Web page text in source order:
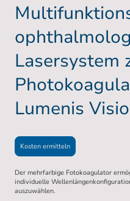
Lasersystem
Lumenis
Kosten ermitteln
Der mehrfarbige Fotokoagulator
individuelle
auszuwählen.